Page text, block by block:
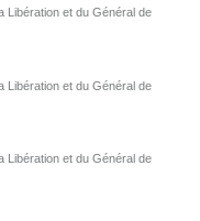
Libération et du Général de
Libération et du Général de
Libération et du Général de